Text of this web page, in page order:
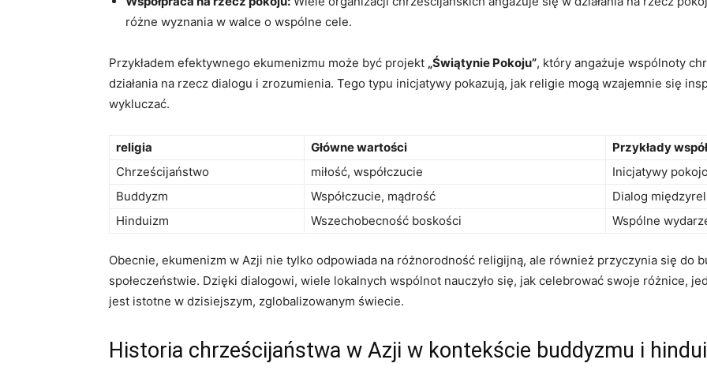
różne wyznania ‍w ​walce ⁣o wspólne cele.
Przykładem efektywnego ⁢ekumenizmu może być projekt „Świątynie Pokoju”, który angażuje wspólnoty
działania na rzecz dialogu i zrozumienia. Tego typu inicjatywy pokazują, ⁤jak religie ‍mogą wzajemnie się
wykluczać.
religia Główne ​wartości
Przykłady
Chrześcijaństwo
miłość, współczucie
Inicjatywy
Buddyzm
Współczucie, mądrość
Dialog
Hinduizm
Wszechobecność boskości Wspólne
Obecnie, ekumenizm w Azji nie tylko odpowiada na różnorodność religijną, ale również przyczynia się do
społeczeństwie. Dzięki dialogowi, wiele lokalnych wspólnot nauczyło się, jak celebrować swoje różnice,
⁢jest istotne w dzisiejszym, zglobalizowanym ⁢świecie.
Historia chrześcijaństwa w Azji w ​kontekście buddyzmu i